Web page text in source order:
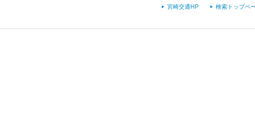
宮崎交通HP 検索トップペ